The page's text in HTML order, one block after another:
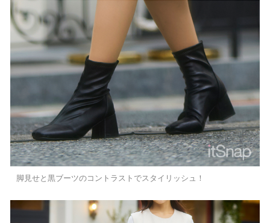
脚見せと黒ブーツのコントラストでスタイリッシュ！